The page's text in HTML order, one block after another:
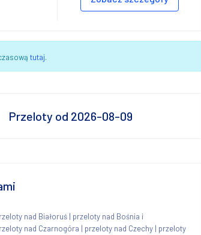
tutaj.
Przeloty od 2026-08-09
nad Białoruś | przeloty nad Bośnia i
nad Czarnogóra | przeloty nad Czechy | przeloty